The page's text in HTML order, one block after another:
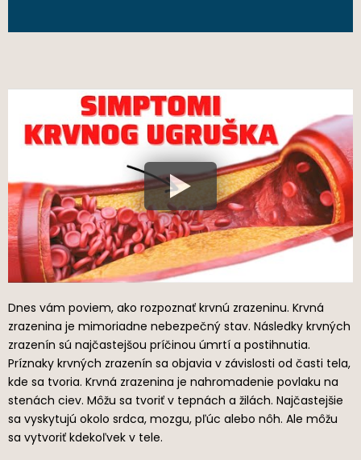
Dnes vám poviem, ako rozpoznať krvnú zrazeninu. Krvná
zrazenina je mimoriadne nebezpečný stav. Následky krvných
zrazenín sú najčastejšou príčinou úmrtí a postihnutia.
Príznaky krvných zrazenín sa objavia v závislosti od časti tela,
kde sa tvoria. Krvná zrazenina je nahromadenie povlaku na
stenách ciev. Môžu sa tvoriť v tepnách a žilách. Najčastejšie
sa vyskytujú okolo srdca, mozgu, pľúc alebo nôh. Ale môžu
sa vytvoriť kdekoľvek v tele.